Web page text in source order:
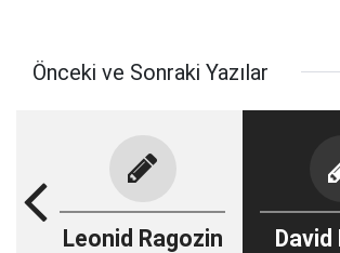
Önceki ve Sonraki Yazılar
Leonid Ragozin